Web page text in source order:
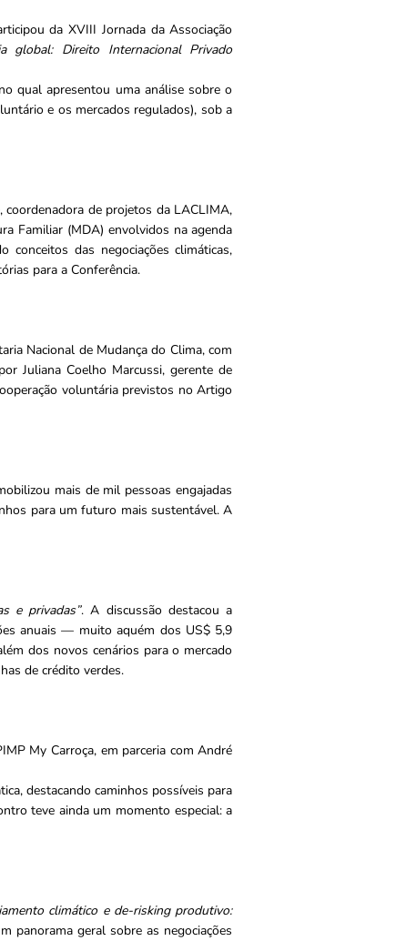
da XVIII Jornada da Associação
global: Direito Internacional Privado
qual apresentou uma análise sobre o
e os mercados regulados), sob a
de projetos da LACLIMA,
Familiar (MDA) envolvidos na agenda
das negociações climáticas,
para a Conferência.
Nacional de Mudança do Clima, com
Juliana Coelho Marcussi, gerente de
voluntária previstos no Artigo
mais de mil pessoas engajadas
para um futuro mais sustentável. A
e privadas”. A discussão destacou a
anuais — muito aquém dos US$ 5,9
dos novos cenários para o mercado
de crédito verdes.
My Carroça, em parceria com André
destacando caminhos possíveis para
teve ainda um momento especial: a
climático e de-risking produtivo:
panorama geral sobre as negociações